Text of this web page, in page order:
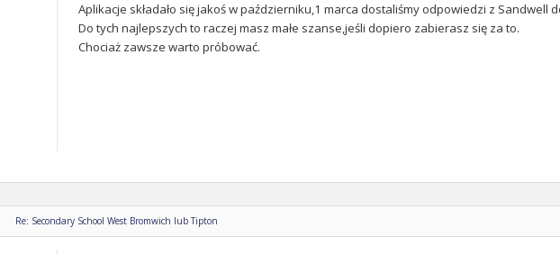
Aplikacje składało się jakoś w październiku,1 marca dostaliśmy odpowiedzi z Sandwell
Do tych najlepszych to raczej masz małe szanse,jeśli dopiero zabierasz się za to.
Chociaż zawsze warto próbować.
Re: Secondary School West Bromwich lub Tipton